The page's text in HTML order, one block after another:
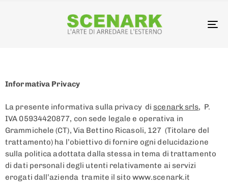
Informativa Privacy
La presente informativa sulla privacy discenark srls, P.
IVA 05934420877, con sede legale e operativa in
Grammichele (CT), Via Bettino Ricasoli, 127 (Titolare del
trattamento) ha l’obiettivo di fornire ogni delucidazione
sulla politica adottata dalla stessa in tema di trattamento
di dati personali degli utenti relativamente ai servizi
erogati dall’azienda tramite il sito www.scenark.it